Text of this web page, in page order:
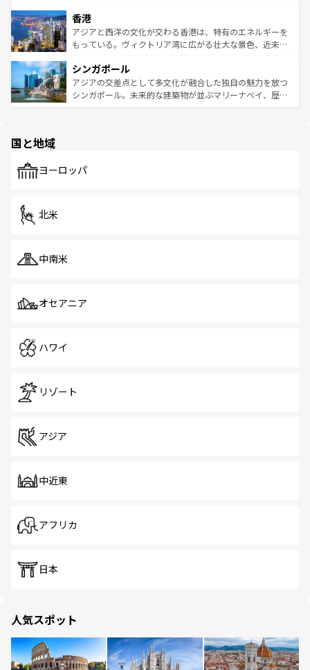
とつ。フォーやバインミー、ベトナムコーヒーなどは、ぜ
ひ現地で味わいたい。どの地域を訪れてもあたたかい人々
が旅行者を迎えてくれるので、きっと忘れられない旅にな
参照してほしい。
の活気が交差している。北部ではチェンマイなどの山岳地
帯で自然と触れ合い、南部ではプーケットやクラビの美し
いビーチでリゾート気分を楽しむことができる。タイ料理
激する。気候は一年中温暖で、どの季節にも異なる楽しみ
が待っている。親しみやすいタイの人々、仏教を中心とし
た文化、そして多様な観光資源が、訪れる旅人を魅了し続
香港
アジアと西洋の文化が交わる香港は、特有のエネルギーを
もっている。ヴィクトリア湾に広がる壮大な景色、近未来
み、どこを訪れても感動するはず。観光スポットが密集し
ており、効率よく見どころを回れるのも魅力。息をのむよ
うな絶景から文化的な体験まで、香港を存分に楽しみ尽く
シンガポール
アジアの交差点として多文化が融合した独自の魅力を放つ
シンガポール。未来的な建築物が並ぶマリーナベイ、歴史
で、ホーカーズは地元の風情を楽しめる外せないスポット
国と地域
ヨーロッパ
北米
中南米
オセアニア
ハワイ
リゾート
アジア
中近東
アフリカ
日本
人気スポット